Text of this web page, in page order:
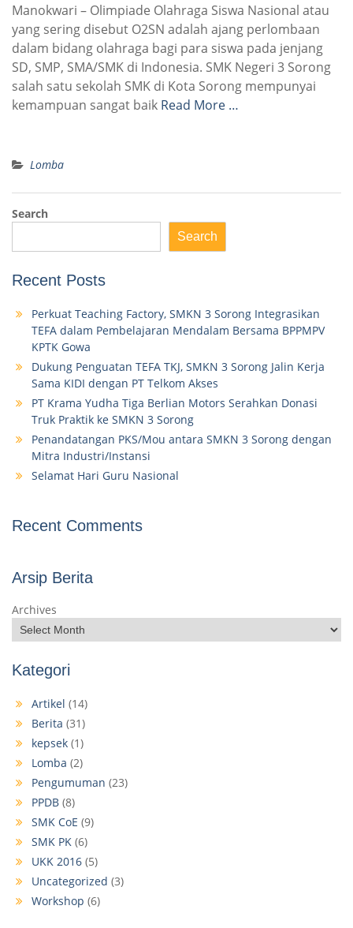
Manokwari – Olimpiade Olahraga Siswa Nasional atau
yang sering disebut O2SN adalah ajang perlombaan
dalam bidang olahraga bagi para siswa pada jenjang
SD, SMP, SMA/SMK di Indonesia. SMK Negeri 3 Sorong
salah satu sekolah SMK di Kota Sorong mempunyai
kemampuan sangat baik Read More …
Lomba
Search
Search
Recent Posts
Perkuat Teaching Factory, SMKN 3 Sorong Integrasikan
TEFA dalam Pembelajaran Mendalam Bersama BPPMPV
KPTK Gowa
Dukung Penguatan TEFA TKJ, SMKN 3 Sorong Jalin Kerja
Sama KIDI dengan PT Telkom Akses
PT Krama Yudha Tiga Berlian Motors Serahkan Donasi
Truk Praktik ke SMKN 3 Sorong
Penandatangan PKS/Mou antara SMKN 3 Sorong dengan
Mitra Industri/Instansi
Selamat Hari Guru Nasional
Recent Comments
Arsip Berita
Archives
Kategori
Artikel (14)
Berita (31)
kepsek (1)
Lomba (2)
Pengumuman (23)
PPDB (8)
SMK CoE (9)
SMK PK (6)
UKK 2016 (5)
Uncategorized (3)
Workshop (6)